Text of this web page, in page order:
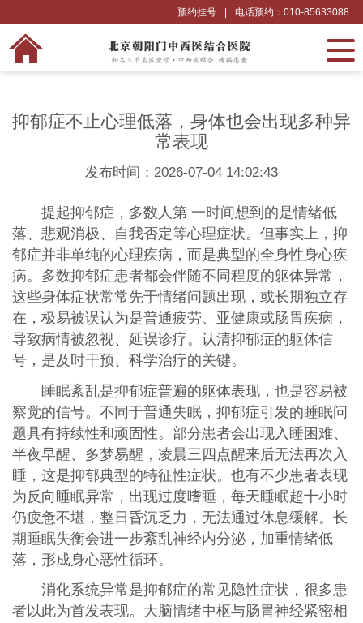
电话预约：010-85633088
预约挂号
抑郁症不止心理低落，身体也会出现多种异
常表现
发布时间：2026-07-04 14:02:43
提起抑郁症，多数人第 一时间想到的是情绪低
落、悲观消极、自我否定等心理症状。但事实上，抑
郁症并非单纯的心理疾病，而是典型的全身性身心疾
病。多数抑郁症患者都会伴随不同程度的躯体异常，
这些身体症状常常先于情绪问题出现，或长期独立存
在，极易被误认为是普通疲劳、亚健康或肠胃疾病，
导致病情被忽视、延误诊疗。认清抑郁症的躯体信
号，是及时干预、科学治疗的关键。
睡眠紊乱是抑郁症普遍的躯体表现，也是容易被
察觉的信号。不同于普通失眠，抑郁症引发的睡眠问
题具有持续性和顽固性。部分患者会出现入睡困难、
半夜早醒、多梦易醒，凌晨三四点醒来后无法再次入
睡，这是抑郁典型的特征性症状。也有不少患者表现
为反向睡眠异常，出现过度嗜睡，每天睡眠超十小时
仍疲惫不堪，整日昏沉乏力，无法通过休息缓解。长
期睡眠失衡会进一步紊乱神经内分泌，加重情绪低
落，形成身心恶性循环。
消化系统异常是抑郁症的常见隐性症状，很多患
者以此为首发表现。大脑情绪中枢与肠胃神经紧密相